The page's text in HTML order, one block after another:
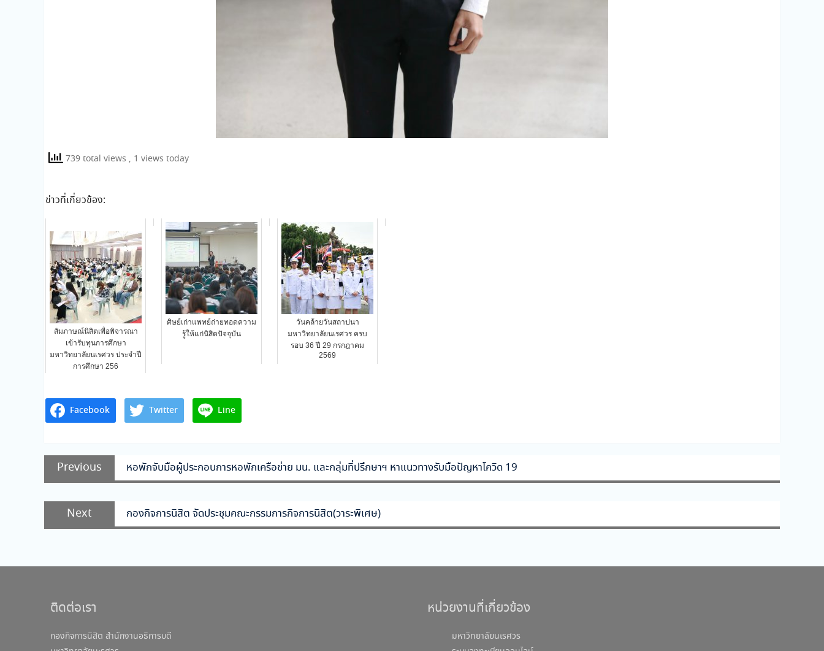
739 total views , 1 views today
ข่าวที่เกี่ยวข้อง:
สัมภาษณ์นิสิตเพื่อพิจารณา
เข้ารับทุนการศึกษา
มหาวิทยาลัยนเรศวร ประจำปี
การศึกษา 256
ศิษย์เก่าแพทย์ถ่ายทอดความ
รู้ให้แก่นิสิตปัจจุบัน
วันคล้ายวันสถาปนา
มหาวิทยาลัยนเรศวร ครบ
รอบ 36 ปี 29 กรกฎาคม
2569
Facebook Twitter Line
แนะแนว
เรื่อง
Previous
Previous
post:
หอพักจับมือผู้ประกอบการหอพักเครือข่าย มน. และกลุ่มที่ปรึกษาฯ หาแนวทางรับมือปัญหาโควิด 19
Next
Next
post:
กองกิจการนิสิต จัดประชุมคณะกรรมการกิจการนิสิต(วาระพิเศษ)
ติดต่อเรา
กองกิจการนิสิต สำนักงานอธิการบดี
หน่วยงานที่เกี่ยวข้อง
มหาวิทยาลัยนเรศวร